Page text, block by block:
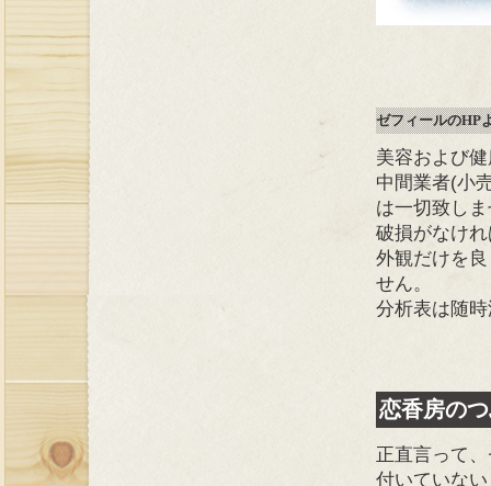
ゼフィールのHP
美容および
中間業者(小
は一切致し
破損がなけ
外観だけを
せん。
分析表は随
恋香房の
正直言って
付いていな